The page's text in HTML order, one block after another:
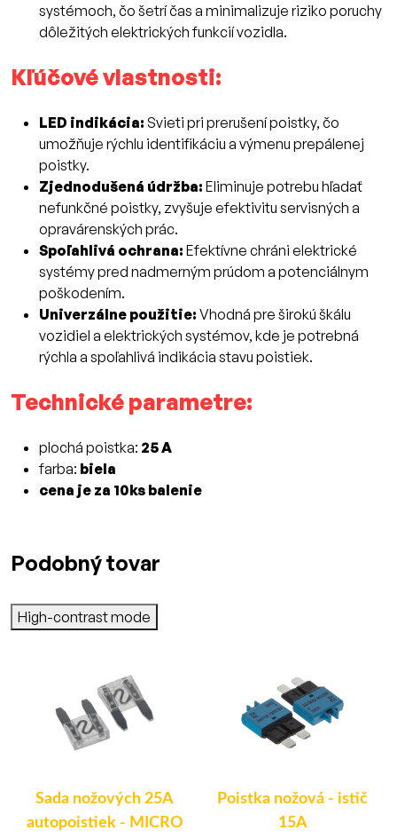
systémoch, čo šetrí čas a minimalizuje riziko poruchy
dôležitých elektrických funkcií vozidla.
Kľúčové vlastnosti:
LED indikácia: Svieti pri prerušení poistky, čo
umožňuje rýchlu identifikáciu a výmenu prepálenej
poistky.
Zjednodušená údržba: Eliminuje potrebu hľadať
nefunkčné poistky, zvyšuje efektivitu servisných a
opravárenských prác.
Spoľahlivá ochrana: Efektívne chráni elektrické
systémy pred nadmerným prúdom a potenciálnym
poškodením.
Univerzálne použitie: Vhodná pre širokú škálu
vozidiel a elektrických systémov, kde je potrebná
rýchla a spoľahlivá indikácia stavu poistiek.
Technické parametre:
plochá poistka: 25 A
farba: biela
cena je za 10ks balenie
Podobný tovar
High-contrast mode
Sada nožových 25A
autopoistiek - MICRO
Poistka nožová - istič
15A